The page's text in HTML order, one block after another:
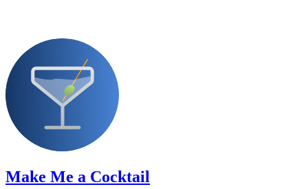
Make Me a Cocktail